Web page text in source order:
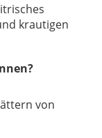
krautigen
von